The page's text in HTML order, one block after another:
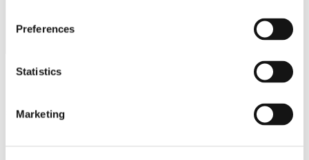
Preferences
Statistics
Marketing
ST Jewellery
TOMMY HILFIGER
Ωράριο λειτουργίας